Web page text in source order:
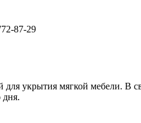
87-29
укрытия мягкой мебели. В
дня.